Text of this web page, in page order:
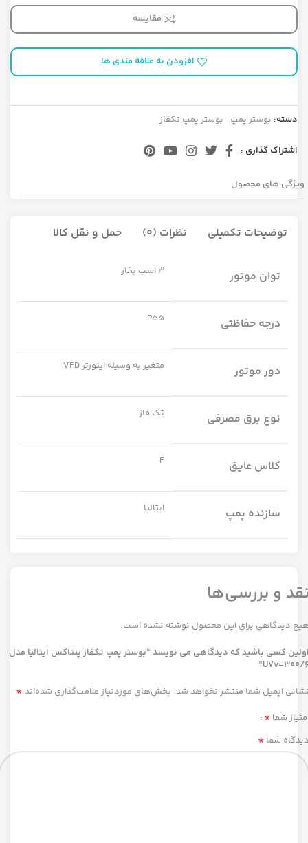
مقایسه
افزودن به علاقه مندی ها
دسته: بوستر پمپ , بوستر پمپ تکفاز
اشتراک گذاری :
ویژگی های محصول
توضیحات تکمیلی نظرات (0) حمل و نقل کالا
توان موتور 3 اسب بخار
درجه حفاظتی IP55
دور موتور متغیر به وسیله اینورتر VFD
نوع برق مصرفی تک فاز
کلاس عایق F
سازنده پمپ ایتالیا
و بررسی‌ها
دیدگاهی برای این محصول نوشته نشده است.
کسی باشید که دیدگاهی می نویسد “بوستر پمپ تکفاز پنتاکس ایتالیا مدل
U7v-300/
ایمیل شما منتشر نخواهد شد. بخش‌های موردنیاز علامت‌گذاری شده‌اند *
شما *
شما *